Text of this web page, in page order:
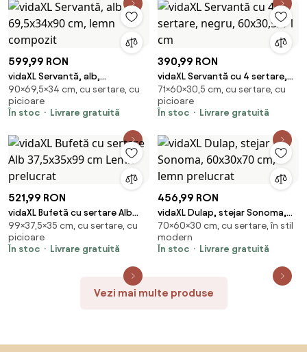
599,99 RON
vidaXL Servantă, alb,
69,5x34x90 cm, lemn compozit
90×69,5×34 cm, cu sertare, cu
picioare
În stoc
Livrare gratuită
390,99 RON
vidaXL Servantă cu 4 sertare,
negru, 60x30,5x71 cm
71×60×30,5 cm, cu sertare, cu
picioare
În stoc
Livrare gratuită
521,99 RON
vidaXL Bufetă cu sertare Alb
37,5x35x99 cm Lemn prelucrat
99×37,5×35 cm, cu sertare, cu
picioare
În stoc
Livrare gratuită
456,99 RON
vidaXL Dulap, stejar Sonoma,
60x30x70 cm, lemn prelucrat
70×60×30 cm, cu sertare, în stil
modern
În stoc
Livrare gratuită
Vezi mai multe produse